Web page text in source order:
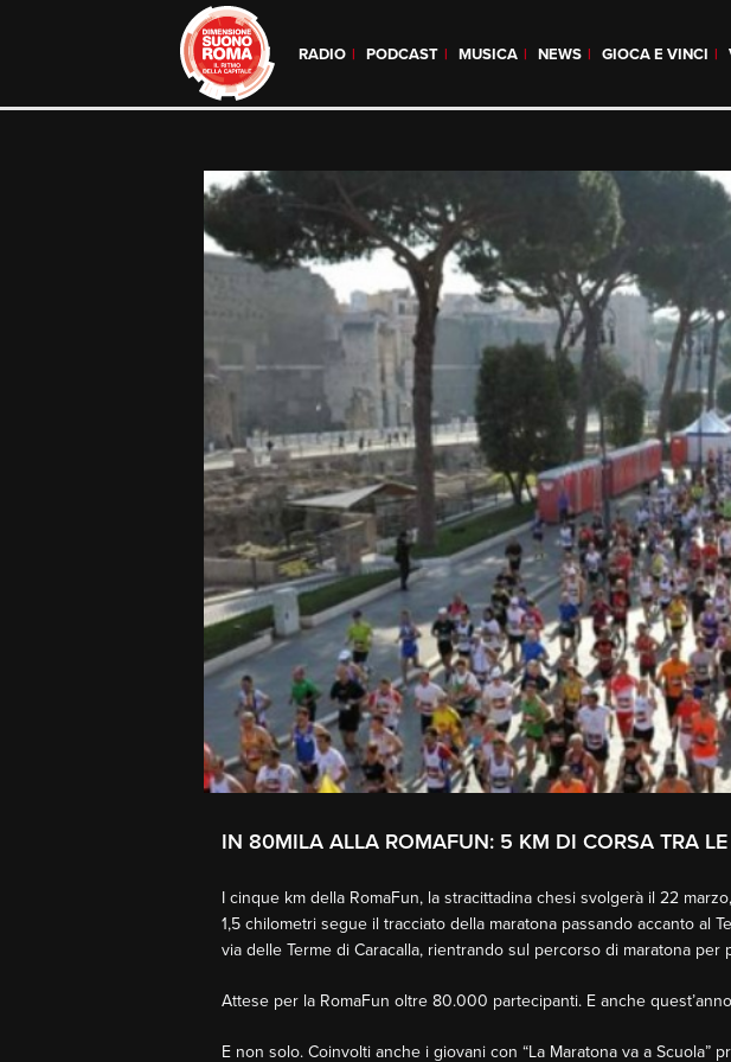
RADIO PODCAST MUSICA NEWS GIOCA E VINCI
IN 80MILA ALLA ROMAFUN: 5 KM DI CORSA TRA
I cinque km della RomaFun, la stracittadina chesi svolgerà il 22
1,5 chilometri segue il tracciato della maratona passando accanto al
via delle Terme di Caracalla, rientrando sul percorso di maratona
Attese per la RomaFun oltre 80.000 partecipanti. E anche
E non solo. Coinvolti anche i giovani con “La Maratona va a